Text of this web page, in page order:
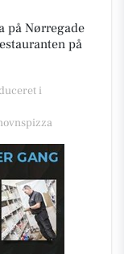
på Nørregade
på
i